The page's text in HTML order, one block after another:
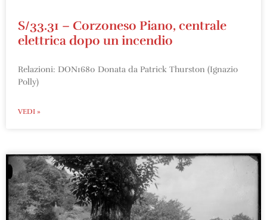
S/33.31 – Corzoneso Piano, centrale
elettrica dopo un incendio
Relazioni: DON1680 Donata da Patrick Thurston (Ignazio
Polly)
VEDI »